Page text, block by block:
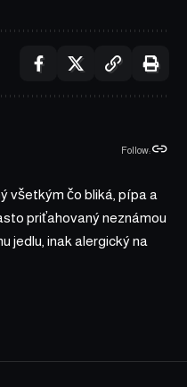
Follow:
všetkým čo bliká, pípa a
priťahovaný neznámou
jedlu, inak alergický na